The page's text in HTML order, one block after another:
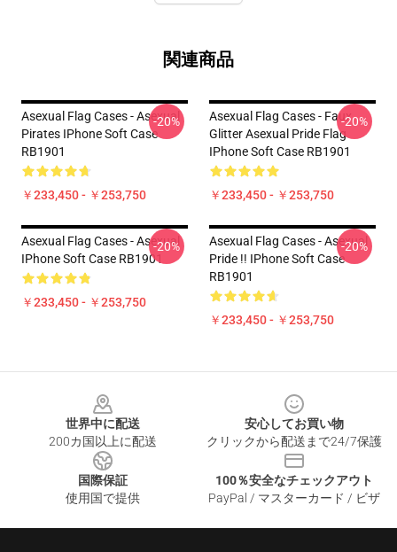
関連商品
Asexual Flag Cases - Asexual
Pirates IPhone Soft Case
RB1901
￥233,450 - ￥253,750
-20%
Asexual Flag Cases - Faux
Glitter Asexual Pride Flag
IPhone Soft Case RB1901
￥233,450 - ￥253,750
-20%
Asexual Flag Cases - Asexual
IPhone Soft Case RB1901
￥233,450 - ￥253,750
-20%
Asexual Flag Cases - Asexual
Pride !! IPhone Soft Case
RB1901
￥233,450 - ￥253,750
-20%
世界中に配送
200カ国以上に配送
安心してお買い物
クリックから配送まで24/7保護
国際保証
使用国で提供
100％安全なチェックアウト
PayPal / マスターカード / ビザ